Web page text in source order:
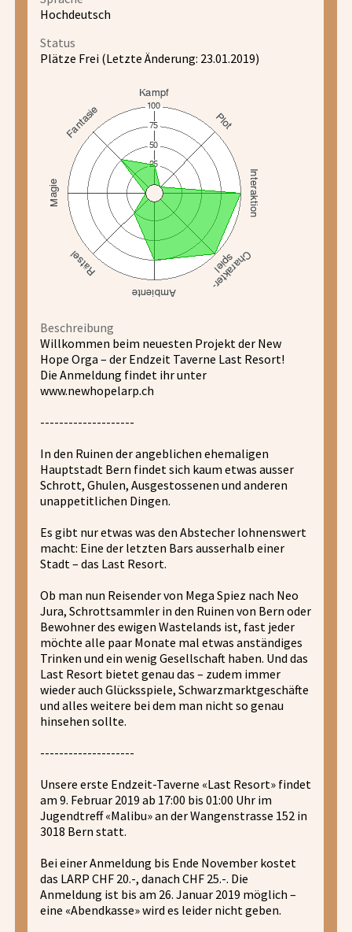
Hochdeutsch
Status
Plätze Frei (Letzte Änderung: 23.01.2019)
Beschreibung
Willkommen beim neuesten Projekt der New
Hope Orga – der Endzeit Taverne Last Resort!
Die Anmeldung findet ihr unter
www.newhopelarp.ch
--------------------
In den Ruinen der angeblichen ehemaligen
Hauptstadt Bern findet sich kaum etwas ausser
Schrott, Ghulen, Ausgestossenen und anderen
unappetitlichen Dingen.
Es gibt nur etwas was den Abstecher lohnenswert
macht: Eine der letzten Bars ausserhalb einer
Stadt – das Last Resort.
Ob man nun Reisender von Mega Spiez nach Neo
Jura, Schrottsammler in den Ruinen von Bern oder
Bewohner des ewigen Wastelands ist, fast jeder
möchte alle paar Monate mal etwas anständiges
Trinken und ein wenig Gesellschaft haben. Und das
Last Resort bietet genau das – zudem immer
wieder auch Glücksspiele, Schwarzmarktgeschäfte
und alles weitere bei dem man nicht so genau
hinsehen sollte.
--------------------
Unsere erste Endzeit-Taverne «Last Resort» findet
am 9. Februar 2019 ab 17:00 bis 01:00 Uhr im
Jugendtreff «Malibu» an der Wangenstrasse 152 in
3018 Bern statt.
Bei einer Anmeldung bis Ende November kostet
das LARP CHF 20.-, danach CHF 25.-. Die
Anmeldung ist bis am 26. Januar 2019 möglich –
eine «Abendkasse» wird es leider nicht geben.